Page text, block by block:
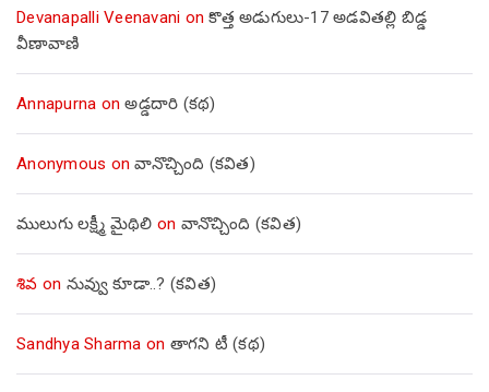
Devanapalli Veenavani onకొత్త అడుగులు-17 అడవితల్లి బిడ్డ
వీణావాణి
Annapurna onఅడ్డదారి (కథ)
Anonymous onవానొచ్చింది (కవిత)
ములుగు లక్ష్మీ మైథిలి on వానొచ్చింది (కవిత)
శివ on నువ్వు కూడా..? (కవిత)
Sandhya Sharma on తాగని టీ (కథ)